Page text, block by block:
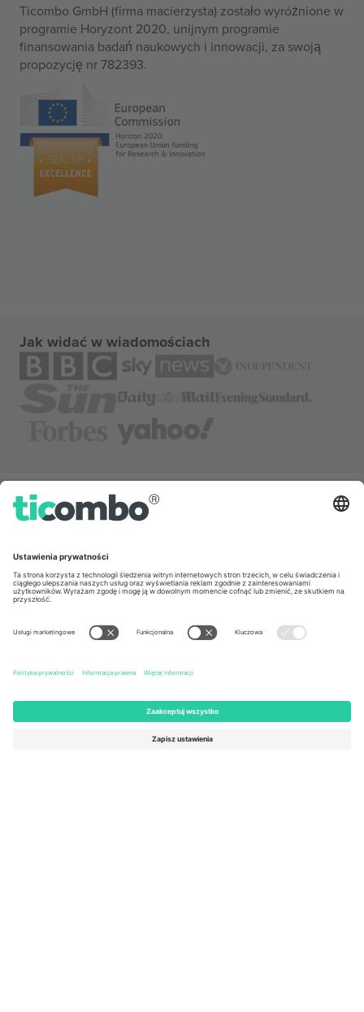
Ticombo GmbH (firma macierzysta) zostało wyróżnione w
programie Horyzont 2020, unijnym programie
finansowania badań naukowych i innowacji, za swoją
propozycję nr 782393.
Jak widać w wiadomościach
Ekipa
TixProtect
Odbitka
Zasady i warunki
Hotele
Centrum Pucharu Świata